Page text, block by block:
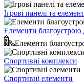
Ігрові панелі та
Елементи благоустрою
Елементи
Спортивні комплекси
Спортивні елементи